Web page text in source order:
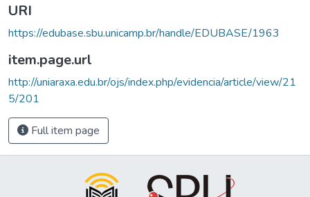
URI
https://edubase.sbu.unicamp.br/handle/EDUBASE/1963
item.page.url
http://uniaraxa.edu.br/ojs/index.php/evidencia/article/view/21
5/201
Full item page